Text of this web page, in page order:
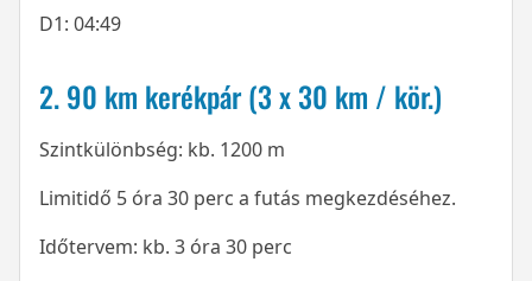
D1: 04:49
2. 90 km kerékpár (3 x 30 km / kör.)
Szintkülönbség: kb. 1200 m
Limitidő 5 óra 30 perc a futás megkezdéséhez.
Időtervem: kb. 3 óra 30 perc